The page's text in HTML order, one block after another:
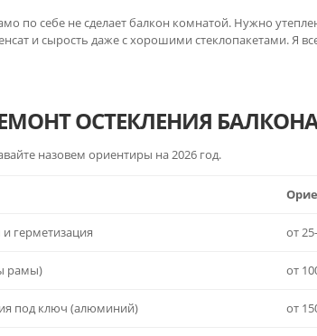
по себе не сделает балкон комнатой. Нужно
и сырость даже с хорошими стеклопакетами. Я
ОСТЕКЛЕНИЯ
назовем ориентиры на 2026 год.
герметизация от
рамы) от
под ключ (алюминий) от